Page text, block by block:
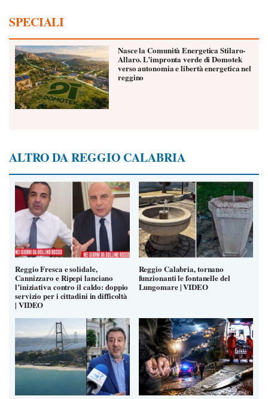
SPECIALI
Nasce la Comunità Energetica Stilaro-
Allaro. L’impronta verde di Domotek
verso autonomia e libertà energetica nel
reggino
ALTRO DA REGGIO CALABRIA
Reggio Fresca e solidale,
Cannizzaro e Ripepi lanciano
l’iniziativa contro il caldo: doppio
servizio per i cittadini in difficoltà
| VIDEO
Reggio Calabria, tornano
funzionanti le fontanelle del
Lungomare | VIDEO